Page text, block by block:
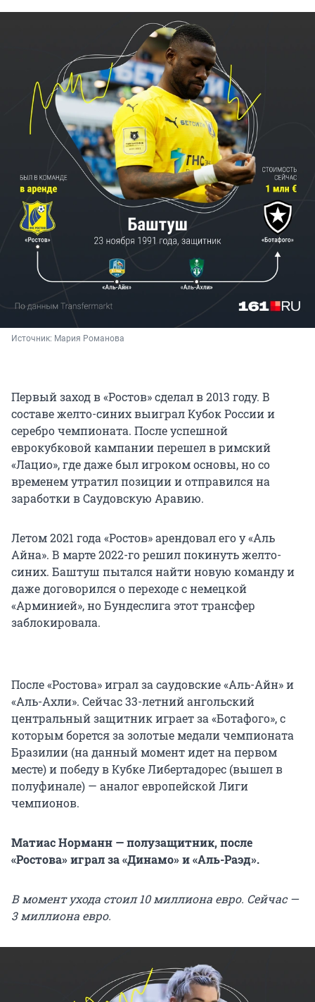
Источник: Мария Романова
Первый заход в «Ростов» сделал в 2013 году. В
составе желто-синих выиграл Кубок России и
серебро чемпионата. После успешной
еврокубковой кампании перешел в римский
«Лацио», где даже был игроком основы, но со
временем утратил позиции и отправился на
заработки в Саудовскую Аравию.
Летом 2021 года «Ростов» арендовал его у «Аль
Айна». В марте 2022-го решил покинуть желто-
синих. Баштуш пытался найти новую команду и
даже договорился о переходе с немецкой
«Арминией», но Бундеслига этот трансфер
заблокировала.
После «Ростова» играл за саудовские «Аль-Айн» и
«Аль-Ахли». Сейчас 33-летний ангольский
центральный защитник играет за «Ботафого», с
которым борется за золотые медали чемпионата
Бразилии (на данный момент идет на первом
месте) и победу в Кубке Либертадорес (вышел в
полуфинале) — аналог европейской Лиги
чемпионов.
Матиас Норманн — полузащитник, после
«Ростова» играл за «Динамо» и «Аль-Раэд».
В момент ухода стоил 10 миллиона евро. Сейчас —
3 миллиона евро.